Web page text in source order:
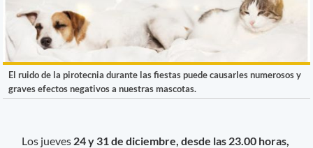
El ruido de la pirotecnia durante las fiestas puede causarles numerosos y
graves efectos negativos a nuestras mascotas.
Los jueves 24 y 31 de diciembre, desde las 23.00 horas,